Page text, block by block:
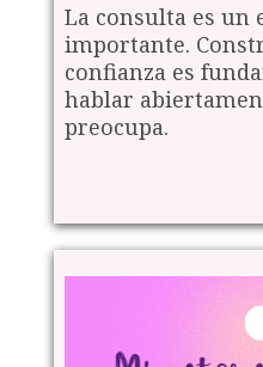
La consulta es un
importante.
confianza es
hablar
preocupa.